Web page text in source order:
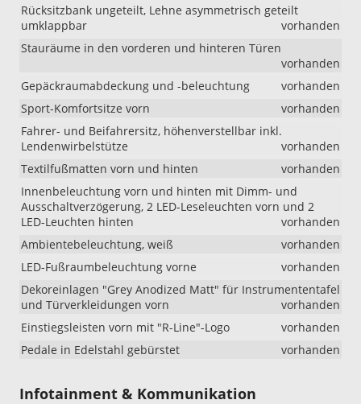
diese
Ausstattung
18-
Zoll-
„York“
anstelle
bisher
„Misano“.
Bei
Lager-
und
kann
es
weiterhin
dass
das
Rücksitzbank ungeteilt, Lehne asymmetrisch geteilt
umklappbar
vorhanden
Stauräume in den vorderen und hinteren Türen
vorhanden
Gepäckraumabdeckung und -beleuchtung
vorhanden
Sport-Komfortsitze vorn
vorhanden
Fahrer- und Beifahrersitz, höhenverstellbar inkl.
Lendenwirbelstütze
vorhanden
Textilfußmatten vorn und hinten
vorhanden
Innenbeleuchtung vorn und hinten mit Dimm- und
Ausschaltverzögerung, 2 LED-Leseleuchten vorn und 2
LED-Leuchten hinten
vorhanden
Ambientebeleuchtung, weiß
vorhanden
LED-Fußraumbeleuchtung vorne
vorhanden
Dekoreinlagen "Grey Anodized Matt" für Instrumententafel
und Türverkleidungen vorn
vorhanden
Einstiegsleisten vorn mit "R-Line"-Logo
vorhanden
Pedale in Edelstahl gebürstet
vorhanden
Infotainment & Kommunikation